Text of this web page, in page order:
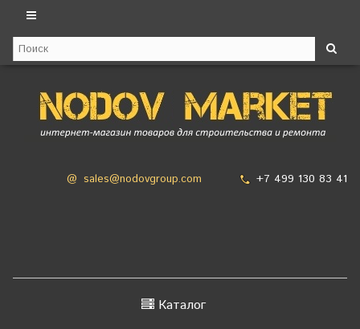
@ sales@nodovgroup.com +7 499 130 83 41
Каталог